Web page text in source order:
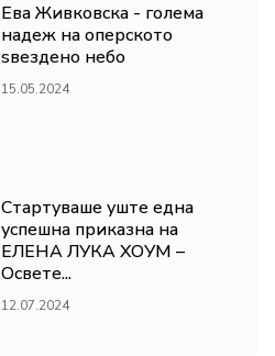
Ева Живковска - голема
надеж на оперското
ѕвездено небо
15.05.2024
Стартуваше уште една
успешна приказна на
ЕЛЕНА ЛУКА ХОУМ –
Освете...
12.07.2024